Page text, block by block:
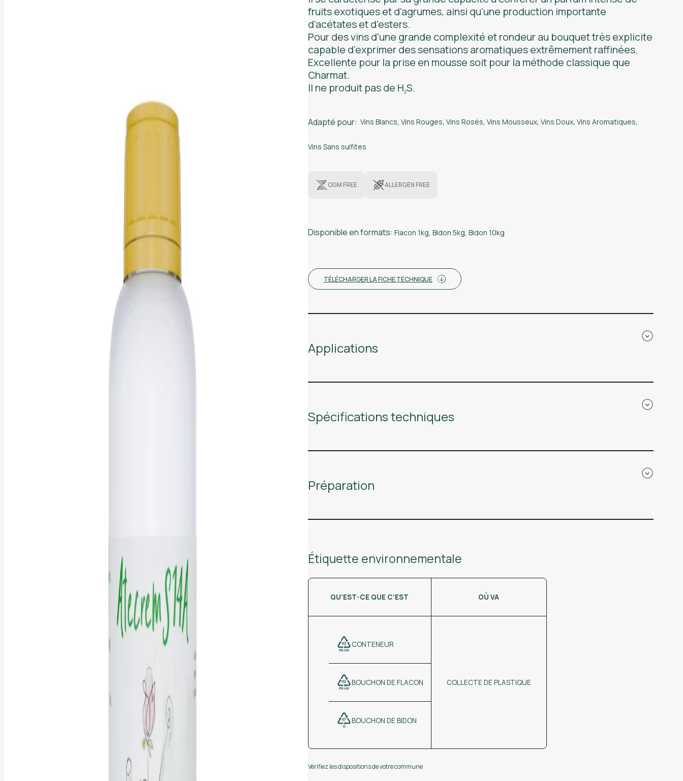
fruits exotiques et d'agrumes, ainsi qu'une production importante
d'acétates et d'esters.
Pour des vins d'une grande complexité et rondeur au bouquet très explicite
capable d'exprimer des sensations aromatiques extrêmement raffinées.
Excellente pour la prise en mousse soit pour la méthode classique que
Charmat.
Il ne produit pas de H2S.
Adapté pour: Vins Blancs, Vins Rouges, Vins Rosés, Vins Mousseux, Vins Doux, Vins Aromatiques,
Vins Sans sulfites
OGM FREE ALLERGEN FREE
Disponible en formats: Flacon 1kg, Bidon 5kg, Bidon 10kg
TÉLÉCHARGER LA FICHE TECHNIQUE
Applications
Spécifications techniques
Préparation
Étiquette environnementale
QU'EST-CE QUE C'EST OÙ VA
CONTENEUR
BOUCHON DE FLACON
BOUCHON DE BIDON
COLLECTE DE PLASTIQUE
Vérifiez les dispositions de votre commune